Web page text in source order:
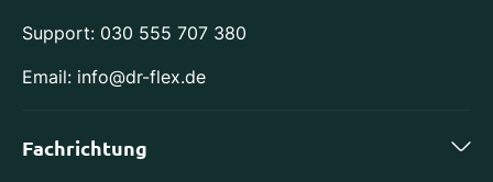
Support: 030 555 707 380
Email: info@dr-flex.de
Fachrichtung